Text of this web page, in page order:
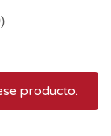
)
producto.